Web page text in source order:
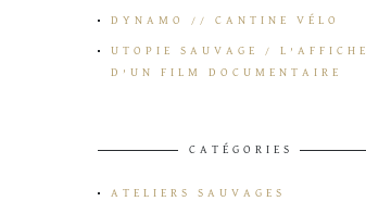
DYNAMO // CANTINE VÉLO
UTOPIE SAUVAGE / L’AFFICHE
D’UN FILM DOCUMENTAIRE
CATÉGORIES
ATELIERS SAUVAGES